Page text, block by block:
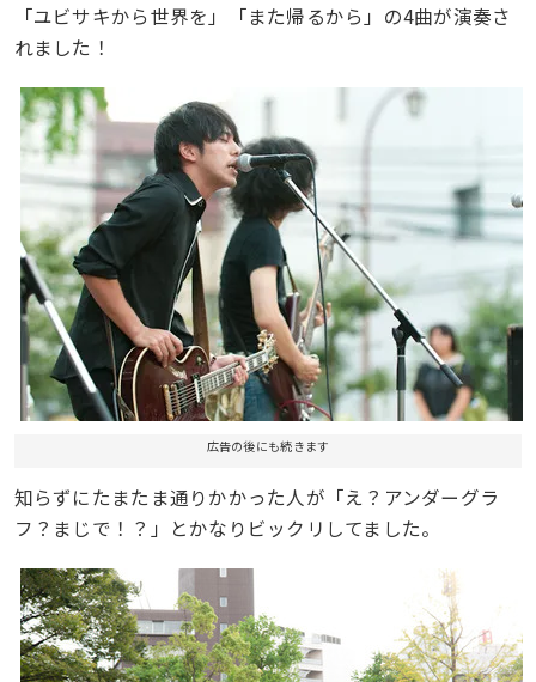
「ユビサキから世界を」「また帰るから」の4曲が演奏さ
れました！
広告の後にも続きます
知らずにたまたま通りかかった人が「え？アンダーグラ
フ？まじで！？」とかなりビックリしてました。